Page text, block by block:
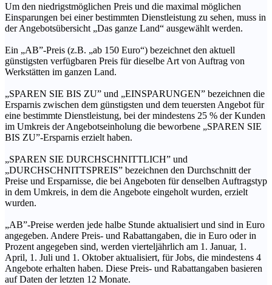
Um den niedrigstmöglichen Preis und die maximal möglichen
Einsparungen bei einer bestimmten Dienstleistung zu sehen, muss in
der Angebotsübersicht „Das ganze Land“ ausgewählt werden.
Ein „AB”-Preis (z.B. „ab 150 Euro“) bezeichnet den aktuell
günstigsten verfügbaren Preis für dieselbe Art von Auftrag von
Werkstätten im ganzen Land.
„SPAREN SIE BIS ZU” und „EINSPARUNGEN” bezeichnen die
Ersparnis zwischen dem günstigsten und dem teuersten Angebot für
eine bestimmte Dienstleistung, bei der mindestens 25 % der Kunden
im Umkreis der Angebotseinholung die beworbene „SPAREN SIE
BIS ZU”-Ersparnis erzielt haben.
„SPAREN SIE DURCHSCHNITTLICH” und
„DURCHSCHNITTSPREIS” bezeichnen den Durchschnitt der
Preise und Ersparnisse, die bei Angeboten für denselben Auftragstyp
in dem Umkreis, in dem die Angebote eingeholt wurden, erzielt
wurden.
„AB”-Preise werden jede halbe Stunde aktualisiert und sind in Euro
angegeben. Andere Preis- und Rabattangaben, die in Euro oder in
Prozent angegeben sind, werden vierteljährlich am 1. Januar, 1.
April, 1. Juli und 1. Oktober aktualisiert, für Jobs, die mindestens 4
Angebote erhalten haben. Diese Preis- und Rabattangaben basieren
auf Daten der letzten 12 Monate.